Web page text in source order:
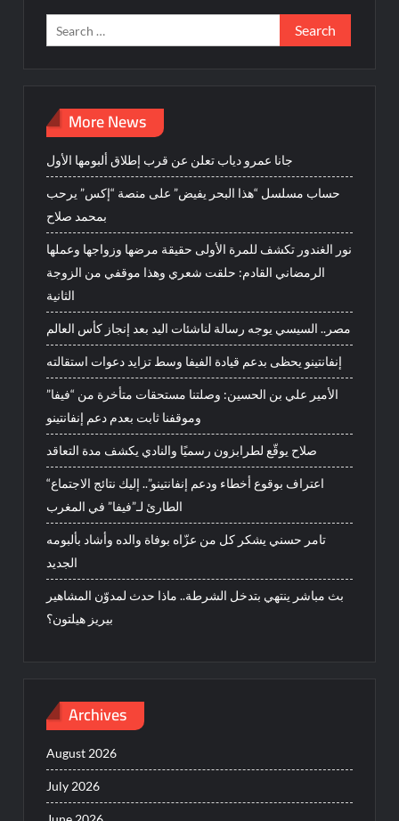
Search
for:
More News
جانا عمرو دياب تعلن عن قرب إطلاق ألبومها الأول
حساب مسلسل “هذا البحر يفيض” على منصة “إكس” يرحب
بمحمد صلاح
نور الغندور تكشف للمرة الأولى حقيقة مرضها وزواجها وعملها
الرمضاني القادم: حلقت شعري وهذا موقفي من الزوجة
الثانية
مصر.. السيسي يوجه رسالة لناشئات اليد بعد إنجاز كأس العالم
إنفانتينو يحظى بدعم قيادة الفيفا وسط تزايد دعوات استقالته
الأمير علي بن الحسين: وصلتنا مستحقات متأخرة من “فيفا”
وموقفنا ثابت بعدم دعم إنفانتينو
صلاح يوقّع لطرابزون رسميًا والنادي يكشف مدة التعاقد
“اعتراف بوقوع أخطاء ودعم إنفانتينو”.. إليك نتائج الاجتماع
الطارئ لـ”فيفا” في المغرب
تامر حسني يشكر كل من عزّاه بوفاة والده وأشاد بألبومه
الجديد
بث مباشر ينتهي بتدخل الشرطة.. ماذا حدث لمدوّن المشاهير
بيريز هيلتون؟
Archives
August 2026
July 2026